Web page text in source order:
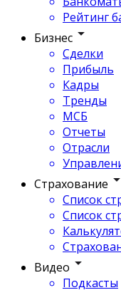
Рейтинг
Бизнес
Сделки
Прибыль
Кадры
Тренды
МСБ
Отчеты
Отрасли
Страхование
Список
Список
Видео
Подкасты